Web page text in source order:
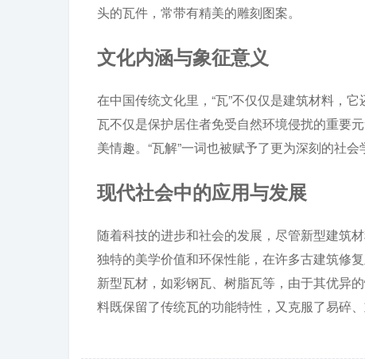
头的瓦件，常带有精美的雕刻图案。
文化内涵与象征意义
在中国传统文化里，“瓦”不仅仅是建筑材料，
瓦不仅是保护居住者免受自然环境侵扰的重要
美情趣。“瓦解”一词也被赋予了更为深刻的社
现代社会中的应用与发展
随着科技的进步和社会的发展，尽管新型建筑
独特的美学价值和环保性能，在许多古建筑修
新型瓦材，如彩钢瓦、树脂瓦等，由于其优异
料既保留了传统瓦的功能特性，又克服了易碎